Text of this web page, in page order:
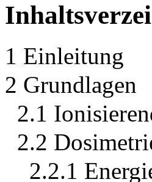
1 Einleitung
2 Grundlagen
2.1
2.2
2.2.1